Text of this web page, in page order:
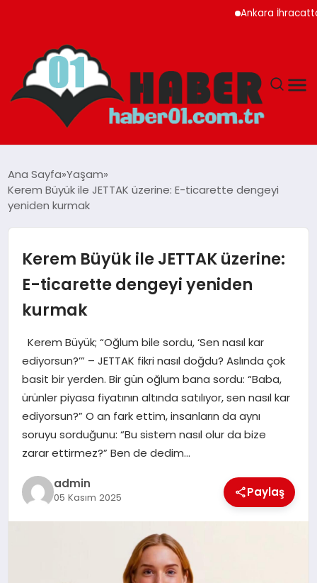
Ankara İhracatta Rekor
ADANA
MAGAZIN
EĞITIM
TEKNOLOJI
Ana Sayfa Yaşam
Kerem Büyük ile JETTAK üzerine: E-ticarette dengeyi
yeniden kurmak
Kerem Büyük ile JETTAK üzerine:
E-ticarette dengeyi yeniden
kurmak
Kerem Büyük; “Oğlum bile sordu, ‘Sen nasıl kar
ediyorsun?’” – JETTAK fikri nasıl doğdu? Aslında çok
basit bir yerden. Bir gün oğlum bana sordu: “Baba,
ürünler piyasa fiyatının altında satılıyor, sen nasıl kar
ediyorsun?” O an fark ettim, insanların da aynı
soruyu sorduğunu: “Bu sistem nasıl olur da bize
zarar ettirmez?” Ben de dedim…
admin
05 Kasım 2025 Paylaş